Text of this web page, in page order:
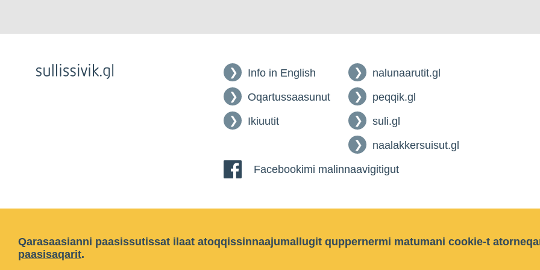
Info in English
Oqartussaasunut
Ikiuutit
nalunaarutit.gl
peqqik.gl
suli.gl
naalakkersuisut.gl
Facebookimi malinnaavigitigut
Qarasaasianni paasissutissat ilaat atoqqissinnaajumallugit quppernermi matumani cookie-t
paasisaqarit.